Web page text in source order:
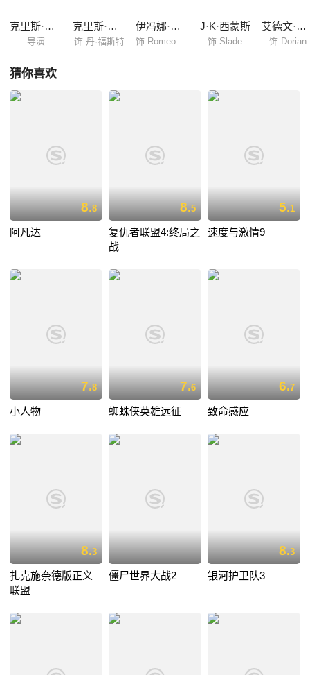
克里斯·麦凯
导演
克里斯·帕拉特
饰 丹·福斯特
伊冯娜·斯特拉霍夫斯基 J·K·西蒙斯
饰 Slade
艾德文·霍德吉
饰 Dorian
猜你喜欢
8.8
阿凡达
8.5
复仇者联盟4:终局之
战
5.1
速度与激情9
7.8
小人物
7.6
蜘蛛侠英雄远征
6.7
致命感应
8.3
扎克施奈德版正义
联盟
僵尸世界大战2
8.3
银河护卫队3